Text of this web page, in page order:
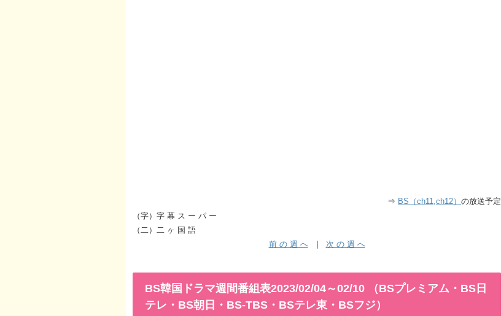
⇒ BS（ch11,ch12） の放送予定
（字）字 幕 ス ー パ ー
（二）二 ヶ 国 語
前 の 週 へ| 次 の 週 へ
BS韓国ドラマ週間番組表2023/02/04～02/10 （BSプレミアム・BS日
テレ・BS朝日・BS-TBS・BSテレ東・BSフジ）